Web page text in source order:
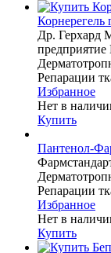
Корнерегель
Др. Герхард
Репарации
Избранное
Нет в
Купить
Пантенол-
Репарации
Избранное
Нет в
Купить